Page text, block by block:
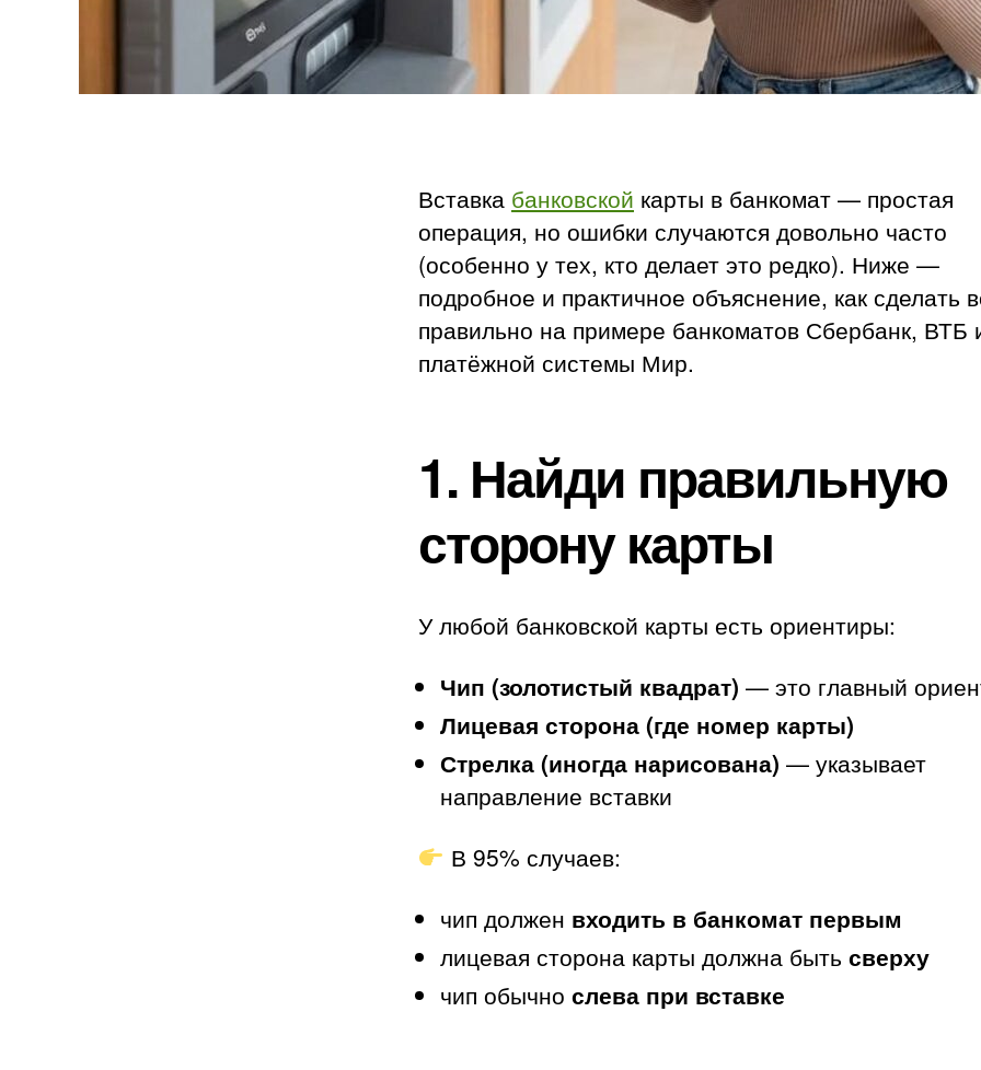
Вставка банковской карты в банкомат — простая
операция, но ошибки случаются довольно часто
(особенно у тех, кто делает это редко). Ниже —
подробное и практичное объяснение, как сделать
правильно на примере банкоматов Сбербанк, ВТБ
платёжной системы Мир.
1. Найди правильную
сторону карты
У любой банковской карты есть ориентиры:
Чип (золотистый квадрат) — это главный
Лицевая сторона (где номер карты)
Стрелка (иногда нарисована) — указывает
направление вставки
В 95% случаев:
чип должен входить в банкомат первым
лицевая сторона карты должна быть сверху
чип обычно слева при вставке